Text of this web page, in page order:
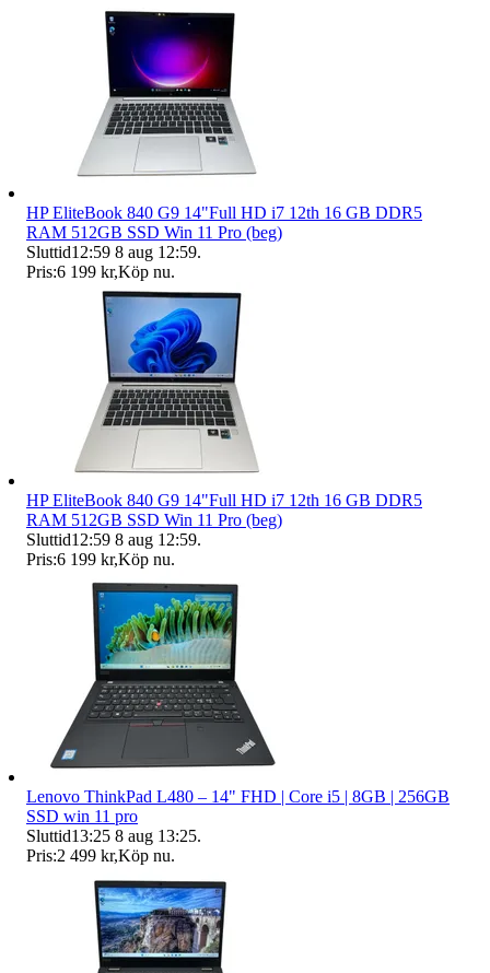
HP EliteBook 840 G9 14"Full HD i7 12th 16 GB DDR5
RAM 512GB SSD Win 11 Pro (beg)
Sluttid12:59 8 aug 12:59.
Pris:6 199 kr,Köp nu.
HP EliteBook 840 G9 14"Full HD i7 12th 16 GB DDR5
RAM 512GB SSD Win 11 Pro (beg)
Sluttid12:59 8 aug 12:59.
Pris:6 199 kr,Köp nu.
Lenovo ThinkPad L480 – 14" FHD | Core i5 | 8GB | 256GB
SSD win 11 pro
Sluttid13:25 8 aug 13:25.
Pris:2 499 kr,Köp nu.